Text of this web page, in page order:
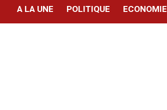
A LA UNE POLITIQUE ECONOMIE